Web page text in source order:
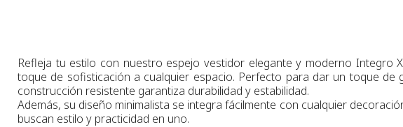
Refleja tu estilo con nuestro espejo vestidor elegante y moderno Integro
toque de sofisticación a cualquier espacio. Perfecto para dar un toque
construcción resistente garantiza durabilidad y estabilidad.
Además, su diseño minimalista se integra fácilmente con cualquier
buscan estilo y practicidad en uno.